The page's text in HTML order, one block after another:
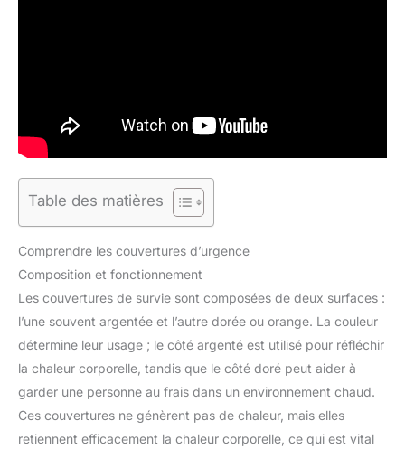
Table des matières
Comprendre les couvertures d’urgence
Composition et fonctionnement
Les couvertures de survie sont composées de deux surfaces :
l’une souvent argentée et l’autre dorée ou orange. La couleur
détermine leur usage ; le côté argenté est utilisé pour réfléchir
la chaleur corporelle, tandis que le côté doré peut aider à
garder une personne au frais dans un environnement chaud.
Ces couvertures ne génèrent pas de chaleur, mais elles
retiennent efficacement la chaleur corporelle, ce qui est vital